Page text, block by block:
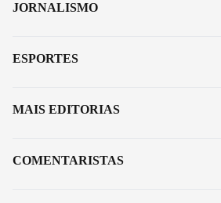
JORNALISMO
ESPORTES
MAIS EDITORIAS
COMENTARISTAS